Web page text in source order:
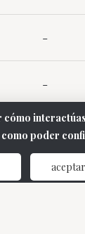
poder
aceptar
-
-